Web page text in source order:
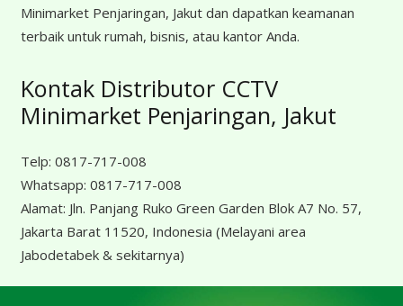
Minimarket Penjaringan, Jakut dan dapatkan keamanan
terbaik untuk rumah, bisnis, atau kantor Anda.
Kontak Distributor CCTV
Minimarket Penjaringan, Jakut
Telp: 0817-717-008
Whatsapp: 0817-717-008
Alamat: Jln. Panjang Ruko Green Garden Blok A7 No. 57,
Jakarta Barat 11520, Indonesia (Melayani area
Jabodetabek & sekitarnya)